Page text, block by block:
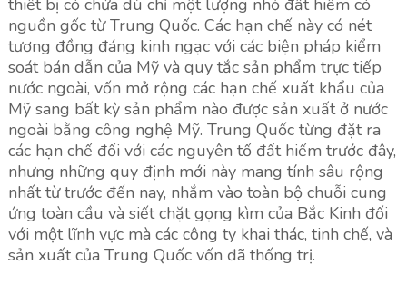
thiết bị có chứa dù chỉ một lượng nhỏ đất hiếm có
nguồn gốc từ Trung Quốc. Các hạn chế này có nét
tương đồng đáng kinh ngạc với các biện pháp kiểm
soát bán dẫn của Mỹ và quy tắc sản phẩm trực tiếp
nước ngoài, vốn mở rộng các hạn chế xuất khẩu của
Mỹ sang bất kỳ sản phẩm nào được sản xuất ở nước
ngoài bằng công nghệ Mỹ. Trung Quốc từng đặt ra
các hạn chế đối với các nguyên tố đất hiếm trước đây,
nhưng những quy định mới này mang tính sâu rộng
nhất từ trước đến nay, nhắm vào toàn bộ chuỗi cung
ứng toàn cầu và siết chặt gọng kìm của Bắc Kinh đối
với một lĩnh vực mà các công ty khai thác, tinh chế, và
sản xuất của Trung Quốc vốn đã thống trị.